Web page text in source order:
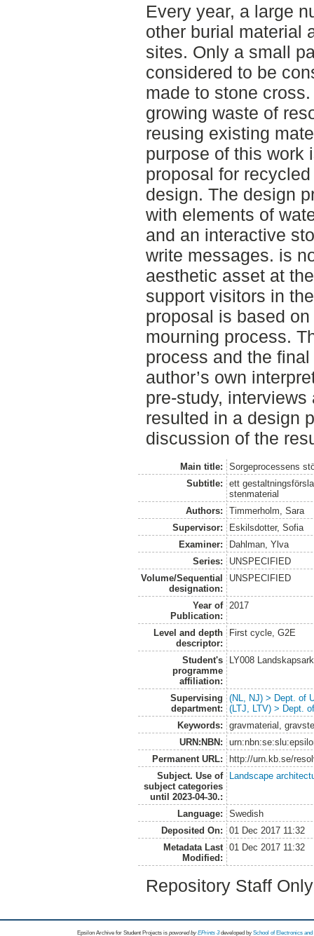
Every year, a large
other burial material
sites. Only a small
considered to be
made to stone
growing waste of
reusing existing
purpose of this work
proposal for
design. The design
with elements of
and an interactive
write messages. is
aesthetic asset at
support visitors in
proposal is based
mourning process.
process and the
author’s own
pre-study,
resulted in a design
discussion of the
Main title:
Sorgeprocessens
Subtitle:
ett
stenmaterial
Authors:
Timmerholm, Sara
Supervisor:
Eskilsdotter, Sofia
Examiner:
Dahlman, Ylva
Series:
UNSPECIFIED
Volume/Sequential
designation:
UNSPECIFIED
Year of
Publication:
2017
Level and depth
descriptor:
First cycle, G2E
Student's
programme
affiliation:
LY008
Supervising
department:
(NL, NJ) > Dept. of
(LTJ, LTV) > Dept.
Keywords:
gravmaterial,
URN:NBN:
Permanent URL:
http://urn.kb.se/
Subject. Use of
subject categories
until 2023-04-30.:
Landscape
Language:
Swedish
Deposited On:
01 Dec 2017 11:32
Metadata Last
Modified:
01 Dec 2017 11:32
Repository Staff
Epsilon Archive for Student Projects is powored byEPrints 3 developed by School of Electronics